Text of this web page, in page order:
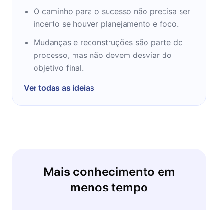
O caminho para o sucesso não precisa ser
incerto se houver planejamento e foco.
Mudanças e reconstruções são parte do
processo, mas não devem desviar do
objetivo final.
Ver todas as ideias
Mais conhecimento em
menos tempo